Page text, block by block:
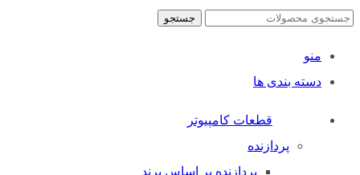
جستجو
منو
دسته بندی ها
قطعات کامپیوتر
پردازنده
پردازنده بر اساس برند